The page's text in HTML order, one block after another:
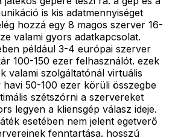
is kis adatmennyiséget
hozzá egy 8 magos szerver 16-
valami gyors adatkapcsolat.
például 3-4 európai szerver
100-150 ezer felhasználót. ezek
valami szolgáltatónál virtuális
50-100 ezer körüli összegbe
szétszórni a szervereket
legyen a kliensgép válasz ideje.
esetében nem jelent egetverő
fenntartása. hosszú